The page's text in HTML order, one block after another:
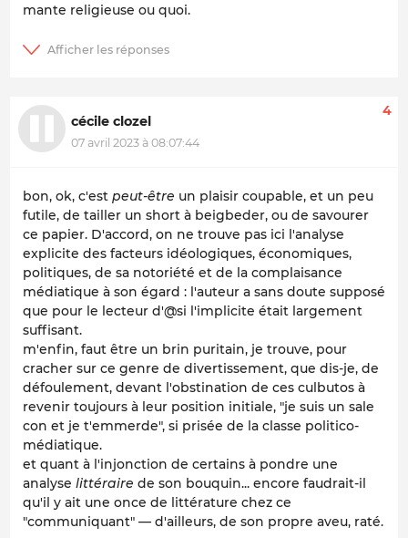
mante religieuse ou quoi.
cécile clozel
07 avril 2023 à 08:07:44
4
bon, ok, c'est peut-être un plaisir coupable, et un peu
futile, de tailler un short à beigbeder, ou de savourer
ce papier. D'accord, on ne trouve pas ici l'analyse
explicite des facteurs idéologiques, économiques,
politiques, de sa notoriété et de la complaisance
médiatique à son égard : l'auteur a sans doute supposé
que pour le lecteur d'@si l'implicite était largement
suffisant.
m'enfin, faut être un brin puritain, je trouve, pour
cracher sur ce genre de divertissement, que dis-je, de
défoulement, devant l'obstination de ces culbutos à
revenir toujours à leur position initiale, "je suis un sale
con et je t'emmerde", si prisée de la classe politico-
médiatique.
et quant à l'injonction de certains à pondre une
analyse littéraire de son bouquin... encore faudrait-il
qu'il y ait une once de littérature chez ce
"communiquant" — d'ailleurs, de son propre aveu, raté.